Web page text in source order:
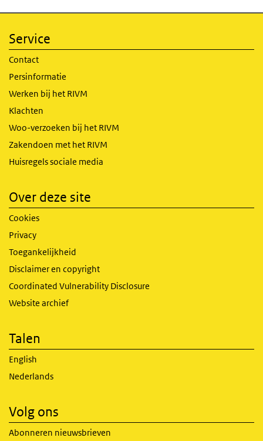
Service
Contact
Persinformatie
Werken bij het RIVM
Klachten
Woo-verzoeken bij het RIVM
Zakendoen met het RIVM
Huisregels sociale media
Over deze site
Cookies
Privacy
Toegankelijkheid
Disclaimer en copyright
Coordinated Vulnerability Disclosure
Website archief
Talen
English
Nederlands
Volg ons
Abonneren nieuwsbrieven